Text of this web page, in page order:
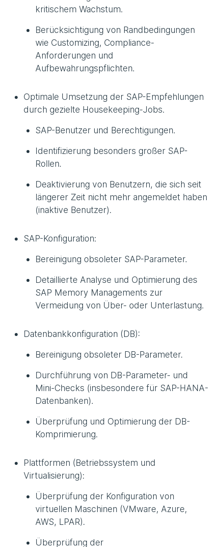
kritischem Wachstum.
Berücksichtigung von Randbedingungen
wie Customizing, Compliance-
Anforderungen und
Aufbewahrungspflichten.
Optimale Umsetzung der SAP-Empfehlungen
durch gezielte Housekeeping-Jobs.
SAP-Benutzer und Berechtigungen.
Identifizierung besonders großer SAP-
Rollen.
Deaktivierung von Benutzern, die sich seit
längerer Zeit nicht mehr angemeldet haben
(inaktive Benutzer).
SAP-Konfiguration:
Bereinigung obsoleter SAP-Parameter.
Detaillierte Analyse und Optimierung des
SAP Memory Managements zur
Vermeidung von Über- oder Unterlastung.
Datenbankkonfiguration (DB):
Bereinigung obsoleter DB-Parameter.
Durchführung von DB-Parameter- und
Mini-Checks (insbesondere für SAP-HANA-
Datenbanken).
Überprüfung und Optimierung der DB-
Komprimierung.
Plattformen (Betriebssystem und
Virtualisierung):
Überprüfung der Konfiguration von
virtuellen Maschinen (VMware, Azure,
AWS, LPAR).
Überprüfung der